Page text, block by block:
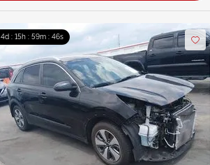
4d : 15h : 59m : 45s